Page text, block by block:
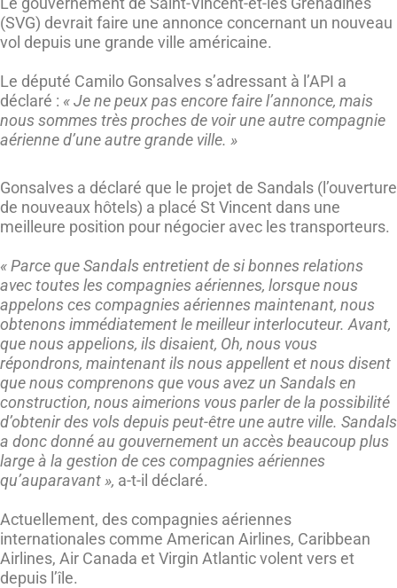
(SVG) devrait faire une annonce concernant un nouveau
vol depuis une grande ville américaine.
Le député Camilo Gonsalves s’adressant à l’API a
déclaré : « Je ne peux pas encore faire l’annonce, mais
nous sommes très proches de voir une autre compagnie
aérienne d’une autre grande ville. »
Gonsalves a déclaré que le projet de Sandals (l’ouverture
de nouveaux hôtels) a placé St Vincent dans une
meilleure position pour négocier avec les transporteurs.
« Parce que Sandals entretient de si bonnes relations
avec toutes les compagnies aériennes, lorsque nous
appelons ces compagnies aériennes maintenant, nous
obtenons immédiatement le meilleur interlocuteur. Avant,
que nous appelions, ils disaient, Oh, nous vous
répondrons, maintenant ils nous appellent et nous disent
que nous comprenons que vous avez un Sandals en
construction, nous aimerions vous parler de la possibilité
d’obtenir des vols depuis peut-être une autre ville. Sandals
a donc donné au gouvernement un accès beaucoup plus
large à la gestion de ces compagnies aériennes
qu’auparavant », a-t-il déclaré.
Actuellement, des compagnies aériennes
internationales comme American Airlines, Caribbean
Airlines, Air Canada et Virgin Atlantic volent vers et
depuis l’île.